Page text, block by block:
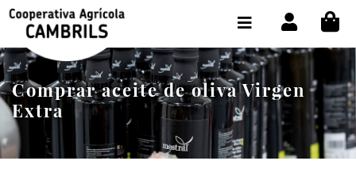
Comprar aceite de oliva Virgen
Extra
TIENDA COMPRA ONLINE
LA COOPERATIVA
OLEOTOUR
PRODUCTOS